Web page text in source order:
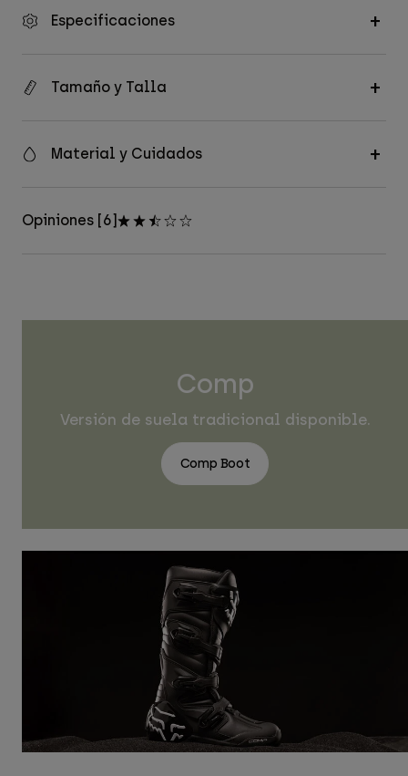
Especificaciones
Tamaño y Talla
Material y Cuidados
Opiniones [6]
Comp
Versión de suela tradicional disponible.
Comp Boot